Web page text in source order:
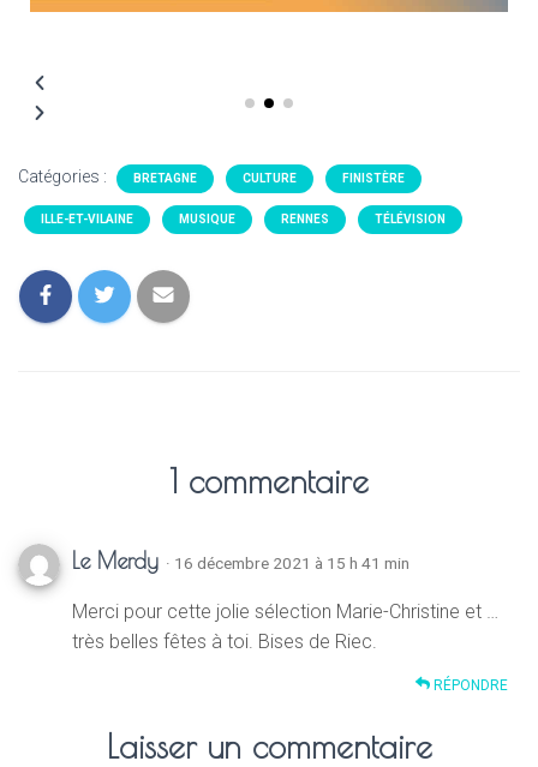
Catégories : BRETAGNE CULTURE FINISTÈRE
ILLE-ET-VILAINE MUSIQUE RENNES TÉLÉVISION
1 commentaire
Le Merdy · 16 décembre 2021 à 15 h 41 min
Merci pour cette jolie sélection Marie-Christine et …
très belles fêtes à toi. Bises de Riec.
RÉPONDRE
Laisser un commentaire